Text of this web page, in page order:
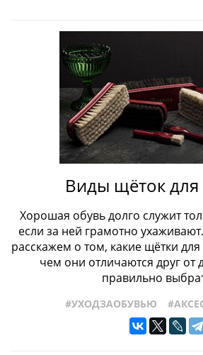
#КОЖАНАЯОБУВЬ
#ЛОФЕРЫ
#НЕМЕЦКАЯОБУВЬ
#ОБУВЬВКИНО
#ОКСФОРДЫ
#ПРОИЗВОДСТВО
#СТРОЕНИЕОБУВИ
#ЖЕНСКАЯОБУВЬ
#УХОДЗАОБУВЬЮ
#ШВЕЙЦАРСКАЯОБУВЬ
Виды щёток для
Хорошая обувь долго служит
если за ней грамотно
расскажем о том, какие щётки
чем они отличаются друг от
правильно
#УХОДЗАОБУВЬЮ